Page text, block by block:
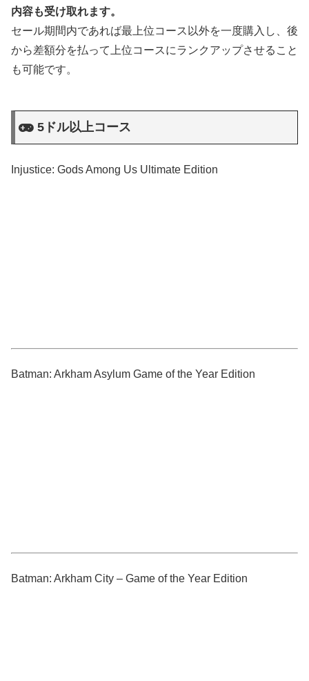
内容も受け取れます。
セール期間内であれば最上位コース以外を一度購入し、後
から差額分を払って上位コースにランクアップさせること
も可能です。
5ドル以上コース
Injustice: Gods Among Us Ultimate Edition
Batman: Arkham Asylum Game of the Year Edition
Batman: Arkham City – Game of the Year Edition